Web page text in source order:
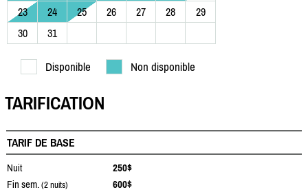
23
24 25 26 27 28
29
30
31
Disponible Non disponible
TARIFICATION
TARIF DE BASE
Nuit
250$
Fin sem. (2 nuits)
600$